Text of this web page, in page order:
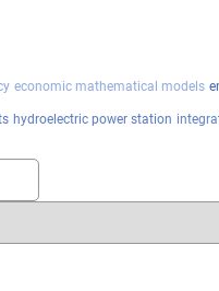
economic mathematical models
hydroelectric power station